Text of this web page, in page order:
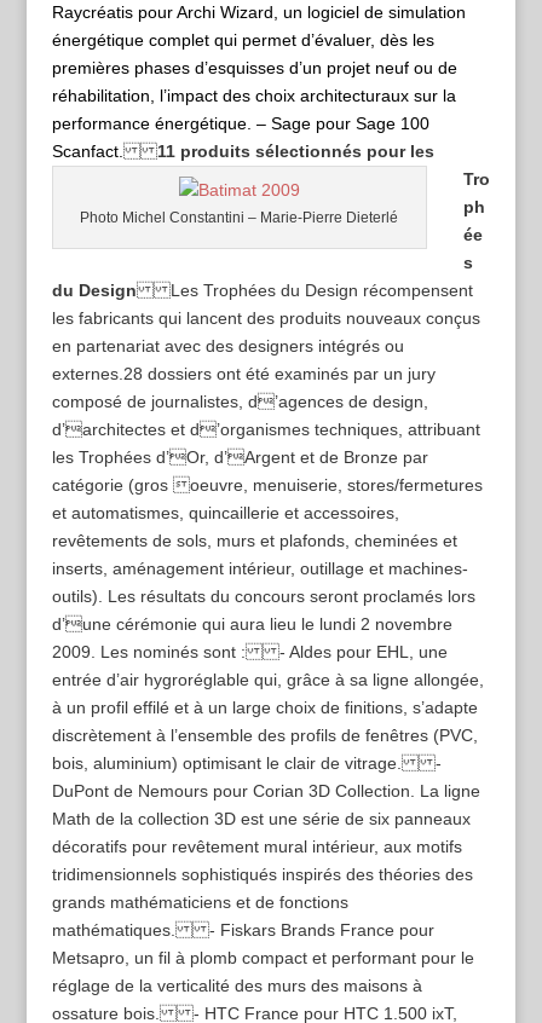
Raycréatis pour Archi Wizard, un logiciel de simulation
énergétique complet qui permet d’évaluer, dès les
premières phases d’esquisses d’un projet neuf ou de
réhabilitation, l’impact des choix architecturaux sur la
performance énergétique. – Sage pour Sage 100
Scanfact.
Photo Michel Constantini – Marie-Pierre Dieterlé
11 produits sélectionnés pour les
Tro
ph
ée
s
du DesignLes Trophées du Design récompensent
les fabricants qui lancent des produits nouveaux conçus
en partenariat avec des designers intégrés ou
externes.28 dossiers ont été examinés par un jury
composé de journalistes, d’agences de design,
d’architectes et d’organismes techniques, attribuant
les Trophées d’Or, d’Argent et de Bronze par
catégorie (gros oeuvre, menuiserie, stores/fermetures
et automatismes, quincaillerie et accessoires,
revêtements de sols, murs et plafonds, cheminées et
inserts, aménagement intérieur, outillage et machines-
outils). Les résultats du concours seront proclamés lors
d’une cérémonie qui aura lieu le lundi 2 novembre
2009. Les nominés sont : - Aldes pour EHL, une
entrée d’air hygroréglable qui, grâce à sa ligne allongée,
à un profil effilé et à un large choix de finitions, s’adapte
discrètement à l’ensemble des profils de fenêtres (PVC,
bois, aluminium) optimisant le clair de vitrage. -
DuPont de Nemours pour Corian 3D Collection. La ligne
Math de la collection 3D est une série de six panneaux
décoratifs pour revêtement mural intérieur, aux motifs
tridimensionnels sophistiqués inspirés des théories des
grands mathématiciens et de fonctions
mathématiques. - Fiskars Brands France pour
Metsapro, un fil à plomb compact et performant pour le
réglage de la verticalité des murs des maisons à
ossature bois. - HTC France pour HTC 1.500 ixT,